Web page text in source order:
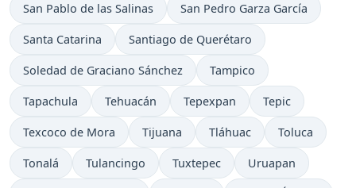
San Pablo de las Salinas San Pedro Garza García
Santa Catarina Santiago de Querétaro
Soledad de Graciano Sánchez Tampico
Tapachula Tehuacán Tepexpan Tepic
Texcoco de Mora Tijuana Tláhuac Toluca
Tonalá Tulancingo Tuxtepec Uruapan